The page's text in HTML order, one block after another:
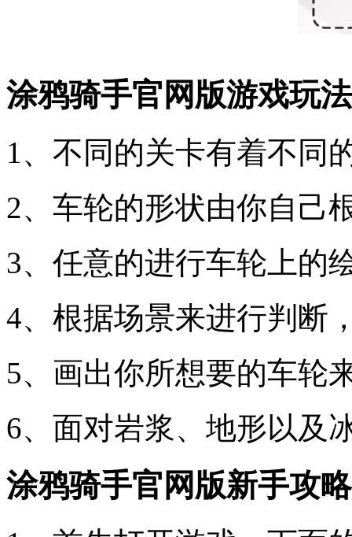
涂鸦骑手官网版游戏玩法
1、不同的关卡有着不同
2、车轮的形状由你自己
3、任意的进行车轮上的
4、根据场景来进行判断
5、画出你所想要的车轮
6、面对岩浆、地形以及
涂鸦骑手官网版新手攻略